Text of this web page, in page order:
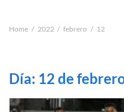
Home 2022 febrero 12
Día: 12 de